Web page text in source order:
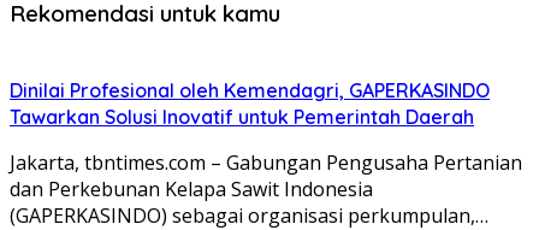
Rekomendasi untuk kamu
Dinilai Profesional oleh Kemendagri, GAPERKASINDO
Tawarkan Solusi Inovatif untuk Pemerintah Daerah
Jakarta, tbntimes.com – Gabungan Pengusaha Pertanian
dan Perkebunan Kelapa Sawit Indonesia
(GAPERKASINDO) sebagai organisasi perkumpulan,…